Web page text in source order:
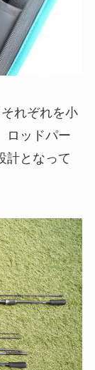
れぞれを小
ロッドパー
計となって